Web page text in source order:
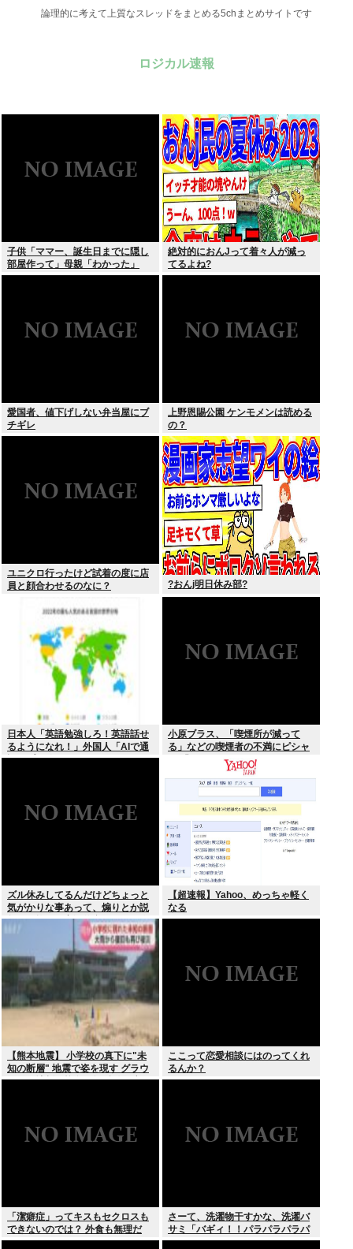
論理的に考えて上質なスレッドをまとめる5chまとめサイトです
ロジカル速報
子供「ママー、誕生日までに隠し
部屋作って」母親「わかった」
絶対的におんJって着々人が減っ
てるよね?
愛国者、値下げしない弁当屋にブ
チギレ
上野恩賜公園 ケンモメンは読める
の？
ユニクロ行ったけど試着の度に店
員と顔合わせるのなに？
?おんj明日休み部?
日本人「英語勉強しろ！英語話せ
るようになれ！」外国人「AIで通
訳アプリ使えばいいじゃん」
小原ブラス、「喫煙所が減って
る」などの喫煙者の不満にピシャ
リ 「じゃあやめれば？タバコなん
て家でだけ吸ってればいい」
ズル休みしてるんだけどちょっと
気がかりな事あって、煽りとか説
教とか抜きに客観的意見くれる人
だけきてくれ
【超速報】Yahoo、めっちゃ軽く
なる
【熊本地震】 小学校の真下に"未
知の断層" 地震で姿を現す グラウ
ンドに地割れ校舎に亀裂 八代市
ここって恋愛相談にはのってくれ
るんか？
「潔癖症」ってキスもセクロスも
できないのでは？ 外食も無理だ
ろ。
さーて、洗濯物干すかな、洗濯バ
サミ「バギィ！！パラパラパラパ
ラ」